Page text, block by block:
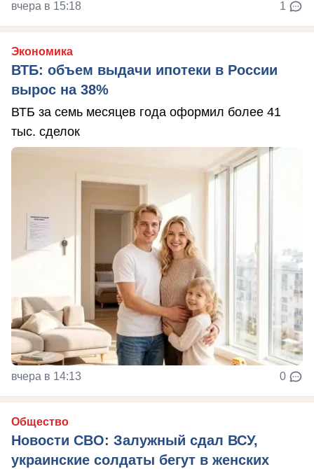
вчера в 15:18 1
Экономика
ВТБ: объем выдачи ипотеки в России
вырос на 38%
ВТБ за семь месяцев года оформил более 41
тыс. сделок
вчера в 14:13 0
Общество
Новости СВО: Залужный сдал ВСУ,
украинские солдаты бегут в женских